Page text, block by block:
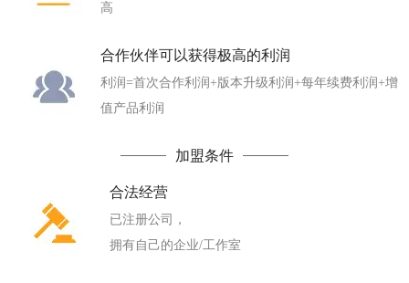
高
合作伙伴可以获得极高的利润
利润=首次合作利润+版本升级利润+每年续费利润+增
值产品利润
加盟条件
合法经营
已注册公司，
拥有自己的企业/工作室